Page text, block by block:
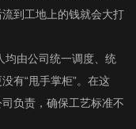
到工地上的钱就会大打
均由公司统一调度、统
有“甩手掌柜”。在这
负责，确保工艺标准不